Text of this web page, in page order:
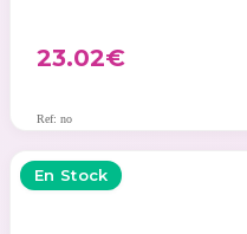
23.02€
Ref: no
En Stock